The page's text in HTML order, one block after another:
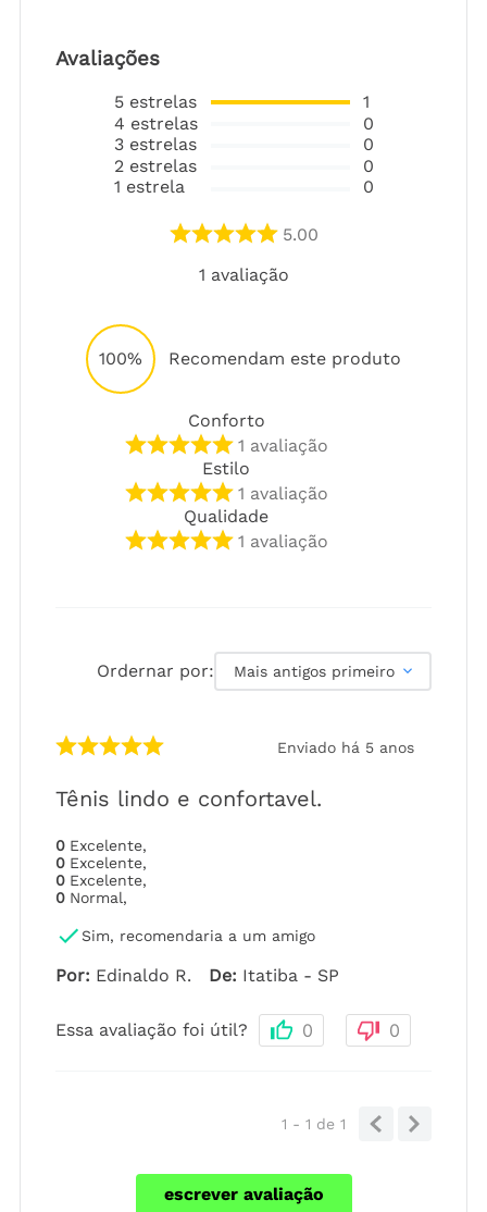
Avaliações
5 estrelas
4 estrelas
3 estrelas
2 estrelas
1 estrela
1
0
0
0
0
5.00
1 avaliação
100% Recomendam este produto
Conforto
1 avaliação
Estilo
1 avaliação
Qualidade
1 avaliação
Ordernar por: Mais antigos primeiro
Enviado há 5 anos
Tênis lindo e confortavel.
0 Excelente,
0 Excelente,
0 Excelente,
0 Normal,
Sim, recomendaria a um amigo
Por: Edinaldo R. De: Itatiba - SP
Essa avaliação foi útil? 0 0
1 - 1 de 1
escrever avaliação